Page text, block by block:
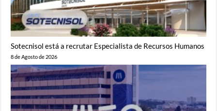
Sotecnisol está a recrutar Especialista de Recursos Humanos
8 de Agosto de 2026